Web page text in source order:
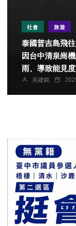
社會 旅遊
泰國普吉島飛
因台中清泉崗
雨、導致能見
安全、機長當
吳建銘